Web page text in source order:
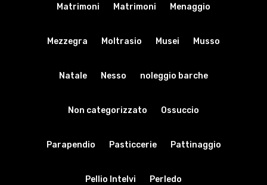
Matrimoni Matrimoni Menaggio
Mezzegra Moltrasio Musei Musso
Natale Nesso noleggio barche
Non categorizzato Ossuccio
Parapendio Pasticcerie Pattinaggio
Pellio Intelvi Perledo